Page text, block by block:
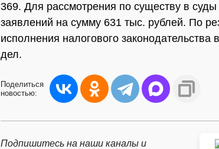
369. Для рассмотрения по существу в
заявлений на сумму 631 тыс. рублей. По
исполнения налогового
дел.
Поделиться
новостью:
Подпишитесь на наши каналы и